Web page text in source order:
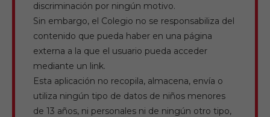
discriminación por ningún motivo.
Sin embargo, el Colegio no se responsabiliza del
contenido que pueda haber en una página
externa a la que el usuario pueda acceder
mediante un link.
Esta aplicación no recopila, almacena, envía o
utiliza ningún tipo de datos de niños menores
de 13 años, ni personales ni de ningún otro tipo,